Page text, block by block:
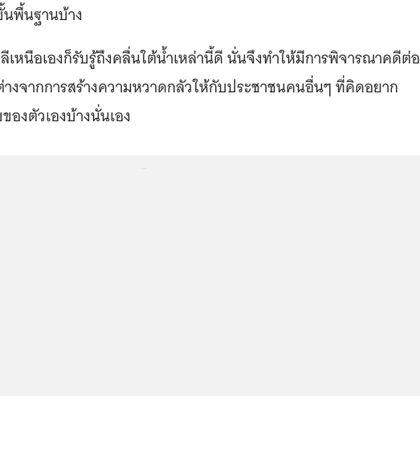
นพื้นฐานบ้าง
เหนือเองก็รับรู้ถึงคลื่นใต้น้ำเหล่านี้ดี นั่นจึงทำให้มีการพิจารณาคดีต่อ
งจากการสร้างความหวาดกลัวให้กับประชาชนคนอื่นๆ ที่คิดอยาก
งตัวเองบ้างนั่นเอง